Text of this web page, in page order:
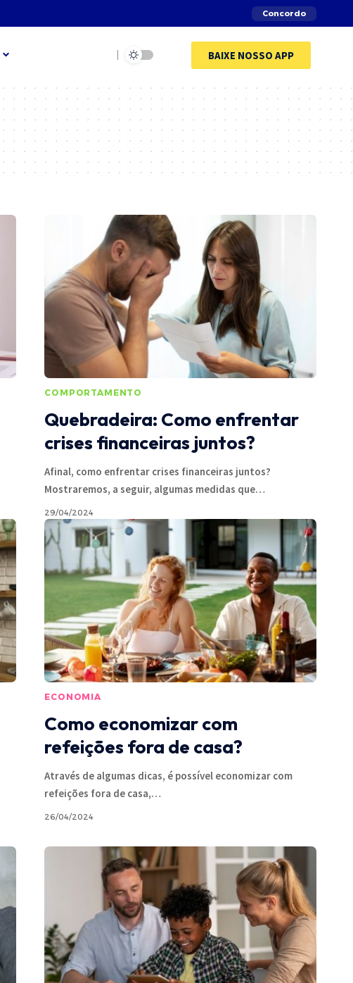
Concordo
BAIXE NOSSO APP
COMPORTAMENTO
Quebradeira: Como enfrentar
crises financeiras juntos?
Afinal, como enfrentar crises financeiras juntos?
Mostraremos, a seguir, algumas medidas que…
29/04/2024
ECONOMIA
Como economizar com
refeições fora de casa?
Através de algumas dicas, é possível economizar com
refeições fora de casa,…
26/04/2024